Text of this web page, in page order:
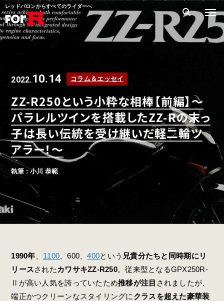
レッドバロンからすべてのライダーへ
2022.10.14 コラム＆エッセイ
ZZ-R250という小粋な相棒【前編】〜
パラレルツインを搭載したZZ-Rの末っ
子は長い伝統を受け継いだ軽二輪ツ
アラー！〜
執筆 : 小川 恭範
1990年 1100 、600、400という 兄貴分たちと同時期にリ
リースされた カワサキZZ-R250。従来型となるGPX250R-
Ⅱが高い人気を誇っていたため推移が注目 されましたが、
端正かつクリーンなスタイリングに クラスを超えた豪華装